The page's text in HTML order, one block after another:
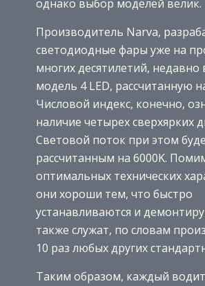
однако выбор моделей велик.
Производитель Narva,
светодиодные фары уже на
многих десятилетий, недавно
модель 4 LED, рассчитанную
Числовой индекс, конечно,
наличие четырех сверхярких
Световой поток при этом
рассчитанным на 6000K.
оптимальных технических
они хороши тем, что быстро
устанавливаются и
также служат, по словам
10 раз любых других
Таким образом, каждый